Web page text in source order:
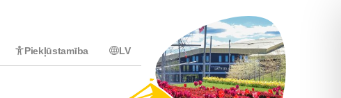
Piekļūstamība LV